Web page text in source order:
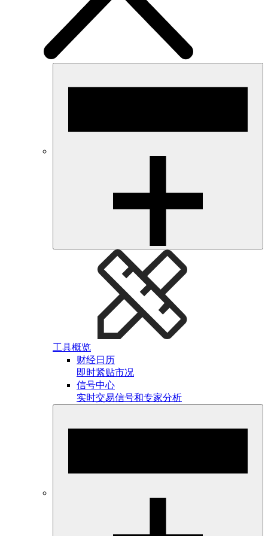
工具概览
财经日历
即时紧贴市况
信号中心
实时交易信号和专家分析